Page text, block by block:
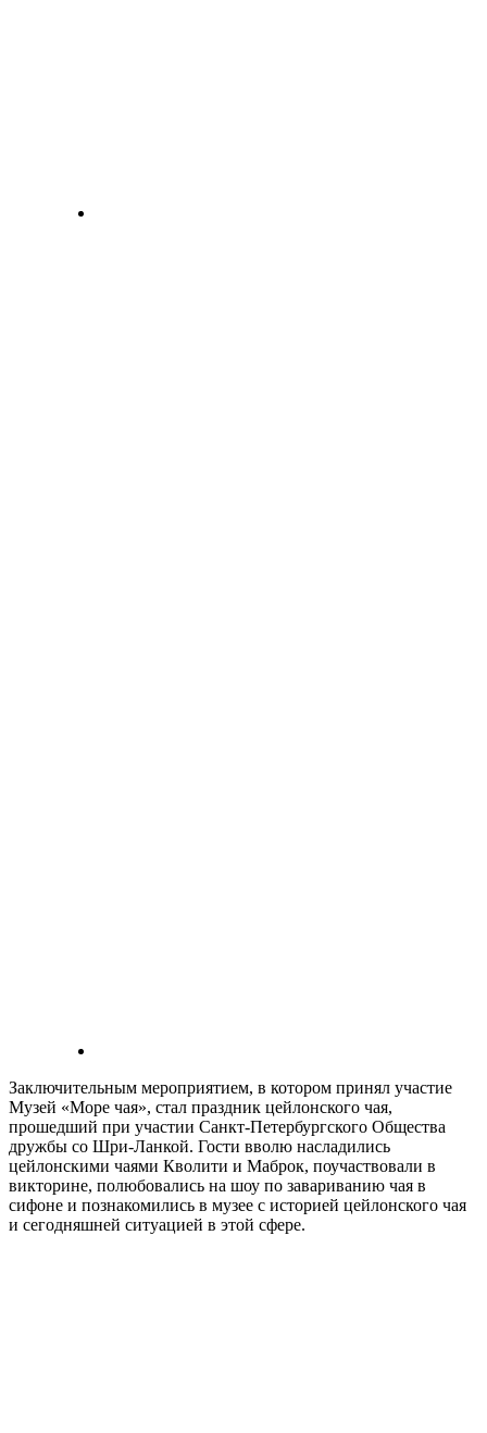
Заключительным мероприятием, в котором принял участие
Музей «Море чая», стал праздник цейлонского чая,
прошедший при участии Санкт-Петербургского Общества
дружбы со Шри-Ланкой. Гости вволю насладились
цейлонскими чаями Кволити и Маброк, поучаствовали в
викторине, полюбовались на шоу по завариванию чая в
сифоне и познакомились в музее с историей цейлонского чая
и сегодняшней ситуацией в этой сфере.